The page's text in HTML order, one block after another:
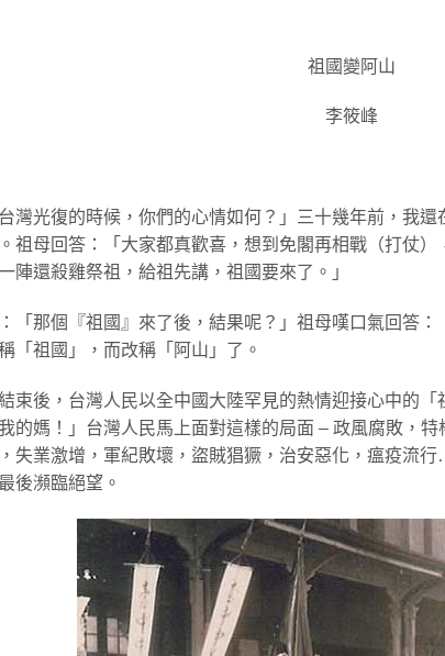
祖國變阿山
李筱峰
台灣光復的時候，你們的心情如何？」三十幾年前，我
祖母回答：「大家都真歡喜，想到免閣再相戰（打仗
陣還殺雞祭祖，給祖先講，祖國要來了。」
「那個『祖國』來了後，結果呢？」祖母嘆口氣回答
「祖國」，而改稱「阿山」了。
束後，台灣人民以全中國大陸罕見的熱情迎接心中的
的媽！」台灣人民馬上面對這樣的局面 – 政風腐敗，
失業激增，軍紀敗壞，盜賊猖獗，治安惡化，瘟疫流
後瀕臨絕望。